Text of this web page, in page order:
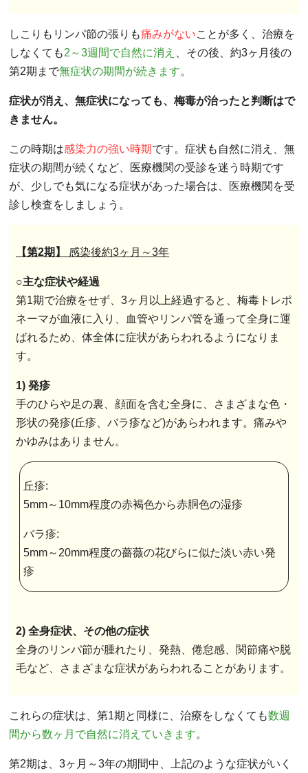
しこりもリンパ節の張りも痛みがないことが多く、治療を
しなくても2～3週間で自然に消え
、その後、約3ヶ月後の
第2期まで無症状の期間が続きます。
症状が消え、無症状になっても、梅毒が治ったと判断はで
きません。
この時期は感染力の強い時期です。症状も自然に消え、無
症状の期間が続くなど、医療機関の受診を迷う時期です
が、少しでも気になる症状があった場合は、医療機関を受
診し検査をしましょう。
【第2期】 感染後約3ヶ月～3年
○主な症状や経過
第1期で治療をせず、3ヶ月以上経過すると、梅毒トレポ
ネーマが血液に入り、血管やリンパ管を通って全身に運
ばれるため、体全体に症状があらわれるようになりま
す。
1) 発疹
手のひらや足の裏、顔面を含む全身に、さまざまな色・
形状の発疹(丘疹、バラ疹など)があらわれます。痛みや
かゆみはありません。
丘疹:
5mm～10mm程度の赤褐色から赤胴色の湿疹
バラ疹:
5mm～20mm程度の薔薇の花びらに似た淡い赤い発
疹
2) 全身症状、その他の症状
全身のリンパ節が腫れたり、発熱、倦怠感、関節痛や脱
毛など、さまざまな症状があらわれることがあります。
これらの症状は、第1期と同様に、治療をしなくても数週
間から数ヶ月で自然に消えていきます。
第2期は、3ヶ月～3年の期間中、上記のような症状がいく